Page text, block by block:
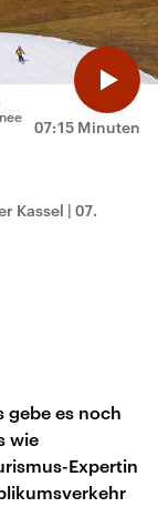
07:15 Minuten
Kassel | 07.
gebe es noch
wie
Expertin